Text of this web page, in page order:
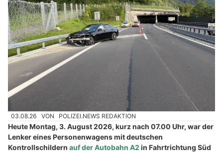
03.08.26 VON POLIZEI.NEWS REDAKTION
Heute Montag, 3. August 2026, kurz nach 07.00 Uhr, war der
Lenker eines Personenwagens mit deutschen
Kontrollschildern auf der Autobahn A2 in Fahrtrichtung Süd